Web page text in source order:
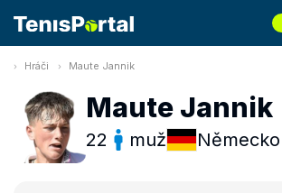
Hráči Maute Jannik
Maute Jannik
22 muž Německo